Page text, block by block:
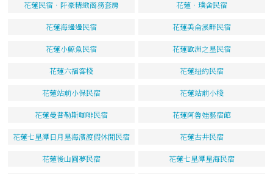
花蓮民宿．阡豪精緻商務套房 花蓮‧璞舍民宿
花蓮海邊邊民宿 花蓮美侖溪畔民宿
花蓮小鯨魚民宿 花蓮歐洲之星民宿
花蓮六福客棧 花蓮紐約民宿
花蓮站前小保民宿 花蓮站前小棧
花蓮曼普勒斯咖啡民宿 花蓮阿魯娃藝宿館
花蓮七星潭日月星海濱渡假休閒民宿 花蓮古井民宿
花蓮後山圓夢民宿 花蓮七星潭星海民宿